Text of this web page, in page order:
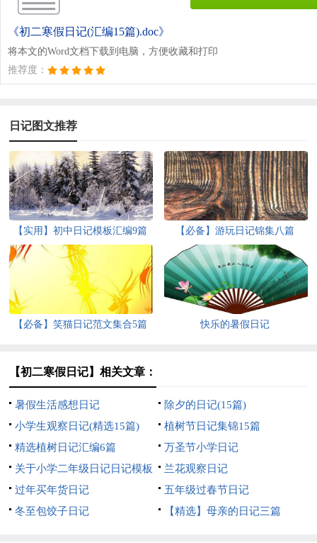
《初二寒假日记(汇编15篇).doc》
将本文的Word文档下载到电脑，方便收藏和打印
推荐度：
日记图文推荐
【实用】初中日记模板汇编9篇 【必备】游玩日记锦集八篇
【必备】笑猫日记范文集合5篇 快乐的暑假日记
【初二寒假日记】相关文章：
暑假生活感想日记
除夕的日记(15篇)
小学生观察日记(精选15篇)
植树节日记集锦15篇
精选植树日记汇编6篇
万圣节小学日记
关于小学二年级日记日记模板
集合四篇
兰花观察日记
过年买年货日记
五年级过春节日记
冬至包饺子日记
【精选】母亲的日记三篇